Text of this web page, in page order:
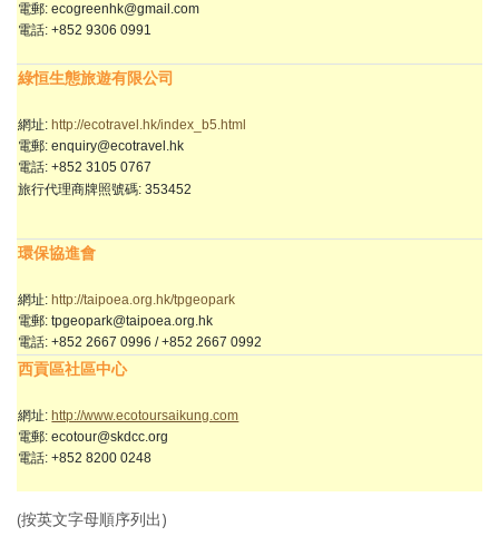
電郵: ecogreenhk@gmail.com
電話: +852 9306 0991
綠恒生態旅遊有限公司
網址: http://ecotravel.hk/index_b5.html
電郵: enquiry@ecotravel.hk
電話: +852 3105 0767
旅行代理商牌照號碼: 353452
環保協進會
網址: http://taipoea.org.hk/tpgeopark
電郵: tpgeopark@taipoea.org.hk
電話: +852 2667 0996 / +852 2667 0992
西貢區社區中心
網址: http://www.ecotoursaikung.com
電郵: ecotour@skdcc.org
電話: +852 8200 0248
(按英文字母順序列出)